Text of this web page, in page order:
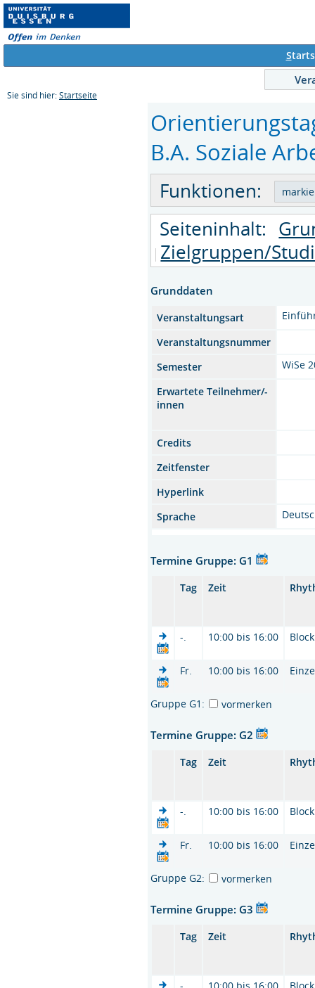
S
Sie sind hier: Startseite
B.A. Soziale
Funktionen:
Seiteninhalt:
Zielgruppen/
Grunddaten
Veranstaltungsart
Veranstaltungsnummer
Semester
WiSe
Erwartete Teilnehmer/-
innen
Credits
Zeitfenster
Hyperlink
Sprache
Termine Gruppe: G1
Tag Zeit
-. 10:00 bis 16:00 Block
Fr. 10:00 bis 16:00
Gruppe G1: vormerken
Termine Gruppe: G2
Tag Zeit
-. 10:00 bis 16:00 Block
Fr. 10:00 bis 16:00
Gruppe G2: vormerken
Termine Gruppe: G3
Tag Zeit